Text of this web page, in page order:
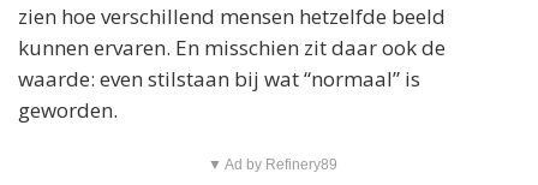
zien hoe verschillend mensen hetzelfde beeld
kunnen ervaren. En misschien zit daar ook de
waarde: even stilstaan bij wat “normaal” is
geworden.
▼ Ad by Refinery89